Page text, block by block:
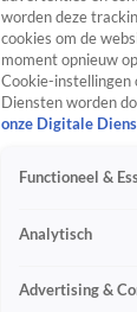
worden deze
cookies om de
moment opnieuw
Cookie-instellingen
Diensten worden
onze Digitale
Functioneel &
Analytisch
Advertising &